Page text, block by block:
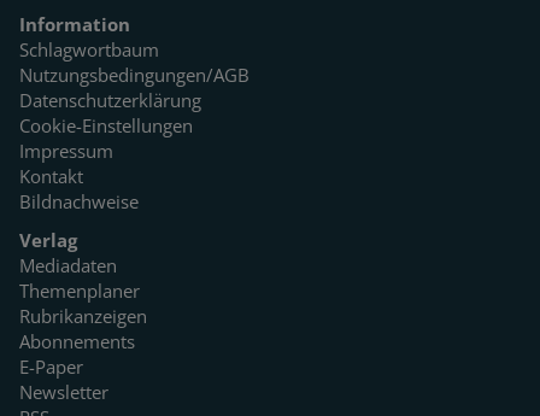
Information
Schlagwortbaum
Nutzungsbedingungen/AGB
Datenschutzerklärung
Cookie-Einstellungen
Impressum
Kontakt
Bildnachweise
Verlag
Mediadaten
Themenplaner
Rubrikanzeigen
Abonnements
E-Paper
Newsletter